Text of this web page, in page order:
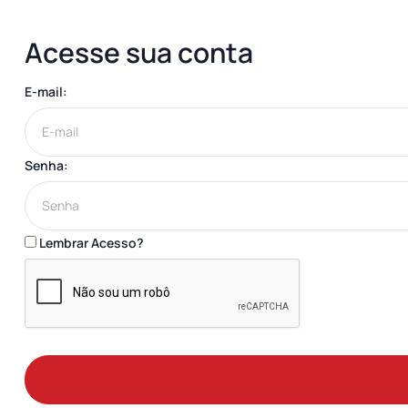
Acesse sua conta
E-mail:
Senha:
Lembrar Acesso?